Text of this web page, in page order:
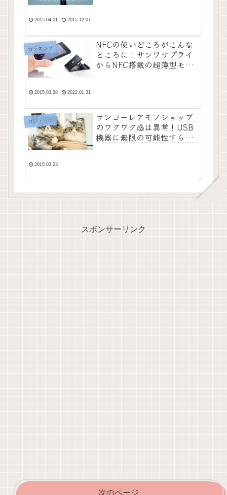
2015.04.01 2015.12.07
ガジェット
NFCの使いどころがこんな
ところに！サンワサプライ
からNFC搭載の超薄型モバ
2015.03.28 2022.01.31
ガジェット
サンコーレアモノショップ
のワクワク感は異常！USB
機器に無限の可能性すら感
2015.03.23
スポンサーリンク
次のページ